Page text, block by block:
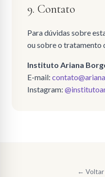
9. Contato
Para dúvidas sobre
ou sobre o tratamento
Instituto Ariana
E-mail:
Instagram:
← Voltar